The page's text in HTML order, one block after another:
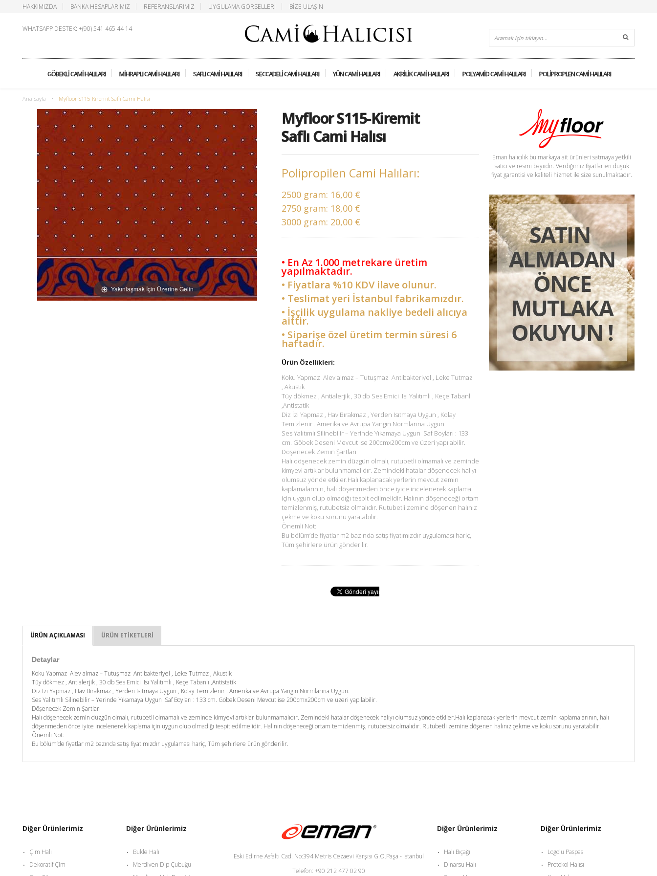
HAKKIMIZDA BANKA HESAPLARIMIZ REFERANSLARIMIZ UYGULAMA GÖRSELLERI BIZE ULAŞIN
WHATSAPP DESTEK: +(90) 541 465 44 14
GÖBEKLI CAMI HALILARI MIHRAPLI CAMI HALILARI SAFLI CAMI HALILARI SECCADELI CAMI HALILARI YÜN CAMI HALILARI AKRILIK CAMI HALILARI POLYAMID CAMI HALILARI POLIPROPLEN CAMI HALILARI
Ana Sayfa • Myfloor S115-Kiremit Saflı Cami Halısı
Yakınlaşmak İçin Üzerine Gelin
Myfloor S115-Kiremit
Saflı Cami Halısı
Polipropilen Cami Halıları:
2500 gram: 16,00 €
2750 gram: 18,00 €
3000 gram: 20,00 €
• En Az 1.000 metrekare üretim
yapılmaktadır.
• Fiyatlara %10 KDV ilave olunur.
• Teslimat yeri İstanbul fabrikamızdır.
• İşçilik uygulama nakliye bedeli alıcıya
aittir.
• Siparişe özel üretim termin süresi 6
haftadır.
Ürün Özellikleri:
Koku Yapmaz Alev almaz – Tutuşmaz Antibakteriyel , Leke Tutmaz
, Akustik
Tüy dökmez , Antialerjik , 30 db Ses Emici Isı Yalıtımlı , Keçe Tabanlı
,Antistatik
Diz İzi Yapmaz , Hav Bırakmaz , Yerden Isıtmaya Uygun , Kolay
Temizlenir . Amerika ve Avrupa Yangın Normlarına Uygun.
Ses Yalıtımlı Silinebilir – Yerinde Yıkamaya Uygun Saf Boyları : 133
cm. Göbek Deseni Mevcut ise 200cmx200cm ve üzeri yapılabilir.
Döşenecek Zemin Şartları
Halı döşenecek zemin düzgün olmalı, rutubetli olmamalı ve zeminde
kimyevi artıklar bulunmamalıdır. Zemindeki hatalar döşenecek halıyı
olumsuz yönde etkiler.Halı kaplanacak yerlerin mevcut zemin
kaplamalarının, halı döşenmeden önce iyice incelenerek kaplama
için uygun olup olmadığı tespit edilmelidir. Halının döşeneceği ortam
temizlenmiş, rutubetsiz olmalıdır. Rutubetli zemine döşenen halınız
çekme ve koku sorunu yaratabilir.
Önemli Not:
Bu bölüm’de fiyatlar m2 bazında satış fiyatımızdır uygulaması hariç,
Tüm şehirlere ürün gönderilir.
Eman halıcılık bu markaya ait ürünleri satmaya yetkili
satıcı ve resmi bayiidir. Verdiğimiz fiyatlar en düşük
fiyat garantisi ve kaliteli hizmet ile size sunulmaktadır.
ÜRÜN AÇIKLAMASI ÜRÜN ETIKETLERI
Detaylar
Koku Yapmaz Alev almaz – Tutuşmaz Antibakteriyel , Leke Tutmaz , Akustik
Tüy dökmez , Antialerjik , 30 db Ses Emici Isı Yalıtımlı , Keçe Tabanlı ,Antistatik
Diz İzi Yapmaz , Hav Bırakmaz , Yerden Isıtmaya Uygun , Kolay Temizlenir . Amerika ve Avrupa Yangın Normlarına Uygun.
Ses Yalıtımlı Silinebilir – Yerinde Yıkamaya Uygun Saf Boyları : 133 cm. Göbek Deseni Mevcut ise 200cmx200cm ve üzeri yapılabilir.
Döşenecek Zemin Şartları
Halı döşenecek zemin düzgün olmalı, rutubetli olmamalı ve zeminde kimyevi artıklar bulunmamalıdır. Zemindeki hatalar döşenecek halıyı olumsuz yönde etkiler.Halı kaplanacak yerlerin mevcut zemin kaplamalarının, halı
döşenmeden önce iyice incelenerek kaplama için uygun olup olmadığı tespit edilmelidir. Halının döşeneceği ortam temizlenmiş, rutubetsiz olmalıdır. Rutubetli zemine döşenen halınız çekme ve koku sorunu yaratabilir.
Önemli Not:
Bu bölüm’de fiyatlar m2 bazında satış fiyatımızdır uygulaması hariç, Tüm şehirlere ürün gönderilir.
Diğer Ürünlerimiz
Çim Halı
Dekoratif Çim
Diğer Ürünlerimiz
Bukle Halı
Merdiven Dip Çubuğu
Eski Edirne Asfaltı Cad. No:394 Metris Cezaevi Karşısı G.O.Paşa - İstanbul
Telefon: +90 212 477 02 90
Diğer Ürünlerimiz
Halı Bıçağı
Dinarsu Halı
Diğer Ürünlerimiz
Logolu Paspas
Protokol Halısı